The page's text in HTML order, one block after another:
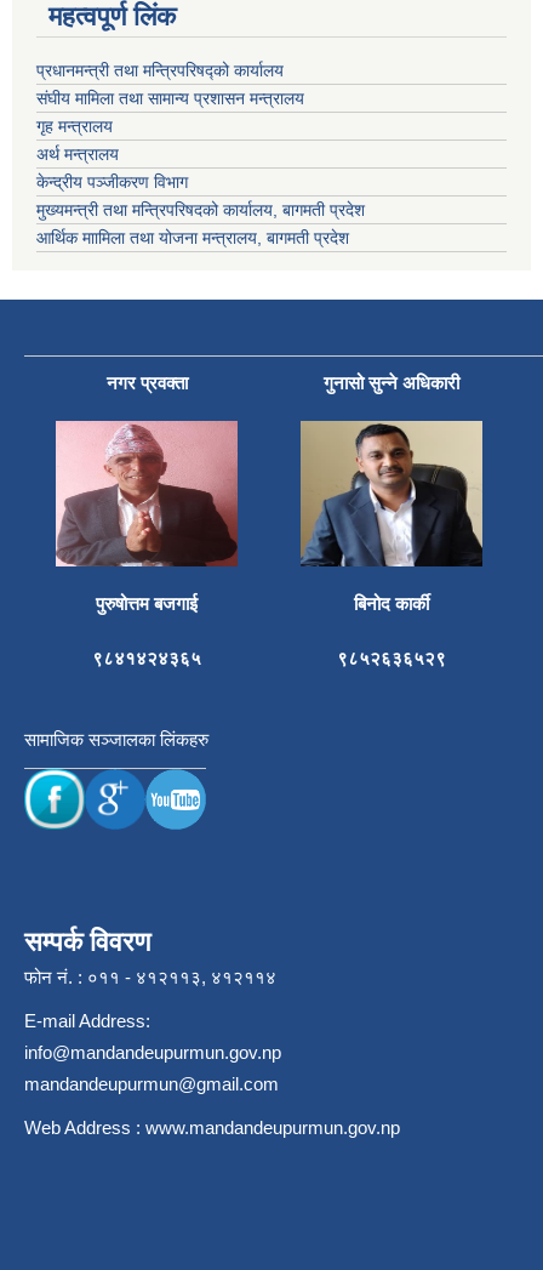
महत्वपूर्ण लिंक
प्रधानमन्त्री तथा मन्त्रिपरिषद्को कार्यालय
संघीय मामिला तथा सामान्य प्रशासन मन्त्रालय
गृह मन्त्रालय
अर्थ मन्त्रालय
केन्द्रीय पञ्जीकरण विभाग
मुख्यमन्त्री तथा मन्त्रिपरिषदको कार्यालय, बागमती प्रदेश
आर्थिक माामिला तथा योजना मन्त्रालय, बागमती प्रदेश
नगर प्रवक्ता गुनासो सुन्ने अधिकारी
पुरुषोत्तम बजगाई बिनोद कार्की
९८४१४२४३६५ ९८५२६३६५२९
सामाजिक सञ्जालका लिंकहरु
सम्पर्क विवरण
फोन नं. : ०११ - ४१२११३, ४१२११४
E-mail Address:
info@mandandeupurmun.gov.np
mandandeupurmun@gmail.com
Web Address : www.mandandeupurmun.gov.np